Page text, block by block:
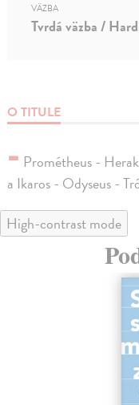
O TITULE
- Prométheus -
a Ikaros - Odyseus -
VÄZBA
Tvrdá väzba /
High-contrast mode